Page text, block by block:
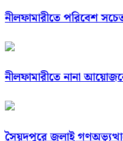
নীলফামারীতে পরিবেশ
নীলফামারীতে নানা
সৈয়দপুরে জুলাই